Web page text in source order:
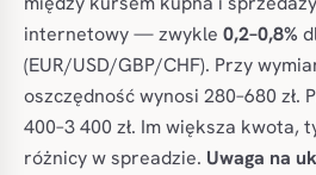
internetowy — zwykle 0,2–0,8%
(EUR/USD/GBP/CHF). Przy
oszczędność wynosi 280–680 zł.
400–3 400 zł. Im większa kwota,
różnicy w spreadzie. Uwaga na